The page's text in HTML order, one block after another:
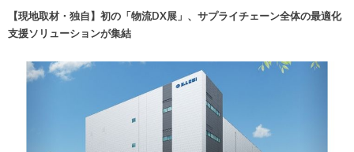
【現地取材・独自】初の「物流DX展」、サプライチェーン全体の最適化
支援ソリューションが集結